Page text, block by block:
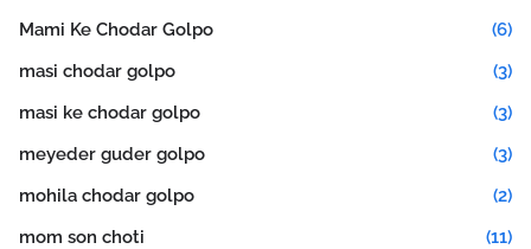
Mami Ke Chodar Golpo
(6)
masi chodar golpo
(3)
masi ke chodar golpo
(3)
meyeder guder golpo
(3)
mohila chodar golpo
(2)
mom son choti
(11)